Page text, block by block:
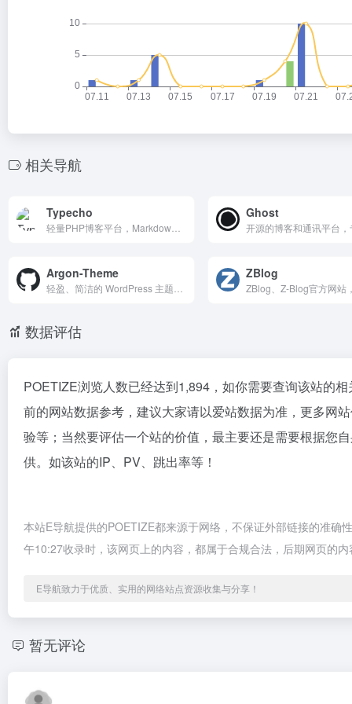
相关导航
Typecho Ghost
Argon-Theme ZBlog
数据评估
POETIZE浏览人数已经达到1,894，如你需要查询该站的
前的网站数据参考，建议大家请以爱站数据为准，更多网
验等；当然要评估一个站的价值，最主要还是需要根据您
供。如该站的IP、PV、跳出率等！
本站E导航提供的POETIZE都来源于网络，不保证外部链接的准
午10:27收录时，该网页上的内容，都属于合规合法，后期网页的
E导航致力于优质、实用的网络站点资源收集与分享！
暂无评论